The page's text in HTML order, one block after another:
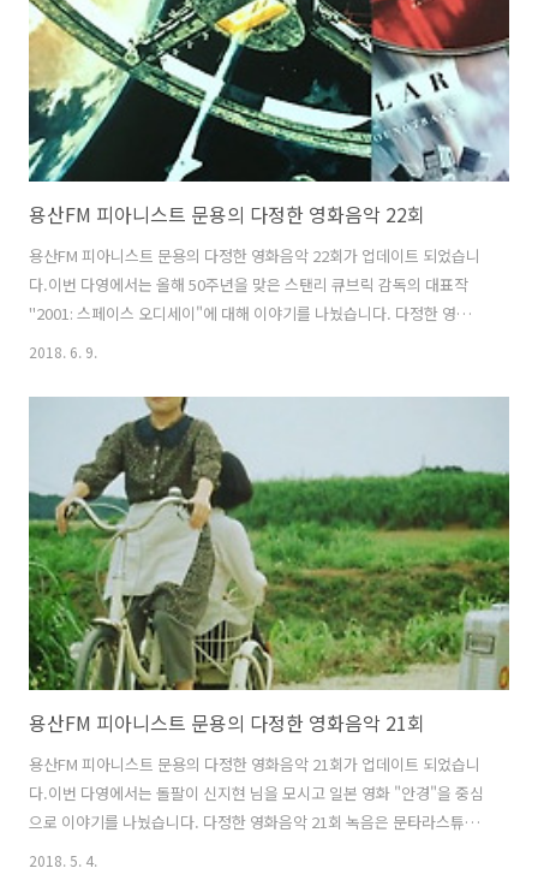
용산FM 피아니스트 문용의 다정한 영화음악 22회
용산FM 피아니스트 문용의 다정한 영화음악 22회가 업데이트 되었습니
다.이번 다영에서는 올해 50주년을 맞은 스탠리 큐브릭 감독의 대표작
"2001: 스페이스 오디세이"에 대해 이야기를 나눴습니다. 다정한 영화음
악 22회 녹음은 문타라스튜디오에서 이뤄졌습니다. 그럼 용산FM 피아니
요는 커다란 힘이 됩니다 :) 팟티:
https://www.podty.me/episode/14229932팟빵:
http://www.podbbang.com/ch/7604?e=22626565
2018. 6. 9.
용산FM 피아니스트 문용의 다정한 영화음악 21회
용산FM 피아니스트 문용의 다정한 영화음악 21회가 업데이트 되었습니
다.이번 다영에서는 돌팔이 신지현 님을 모시고 일본 영화 "안경"을 중심
으로 이야기를 나눴습니다. 다정한 영화음악 21회 녹음은 문타라스튜디
오에서 이뤄졌습니다. 그럼 용산FM 피아니스트 문용의 다정한 영화음악
2018. 5. 4.